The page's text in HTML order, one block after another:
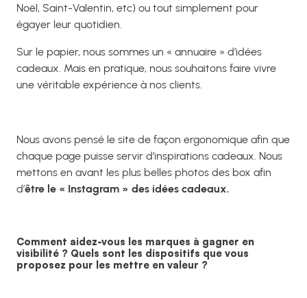
Noël, Saint-Valentin, etc) ou tout simplement pour
égayer leur quotidien.
Sur le papier, nous sommes un « annuaire » d’idées
cadeaux. Mais en pratique, nous souhaitons faire vivre
une véritable expérience à nos clients.
Nous avons pensé le site de façon ergonomique afin que
chaque page puisse servir d’inspirations cadeaux. Nous
mettons en avant les plus belles photos des box afin
d’être le « Instagram » des idées cadeaux.
Comment aidez-vous les marques à gagner en
visibilité ? Quels sont les dispositifs que vous
proposez pour les mettre en valeur ?